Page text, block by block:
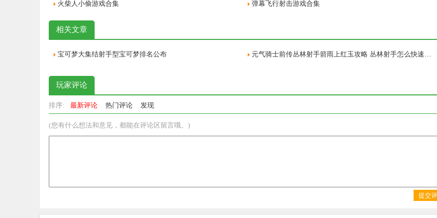
火柴人小偷游戏合集 弹幕飞行射击游戏合集
相关文章
宝可梦大集结射手型宝可梦排名公布 元气骑士前传丛林射手箭雨上红玉攻略 丛林射手怎么快速上红玉
玩家评论
排序: 最新评论 热门评论 发现
(您有什么想法和意见，都能在评论区留言哦。)
提交